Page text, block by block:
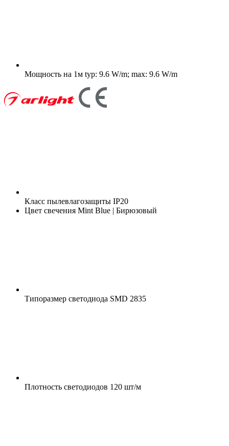
Мощность на 1м typ: 9.6 W/m; max: 9.6 W/m
Класс пылевлагозащиты IP20
Цвет свечения Mint Blue | Бирюзовый
Типоразмер светодиода SMD 2835
Плотность светодиодов 120 шт/м